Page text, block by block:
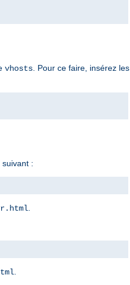
vhosts. Pour ce faire, insérez les
:
.
.